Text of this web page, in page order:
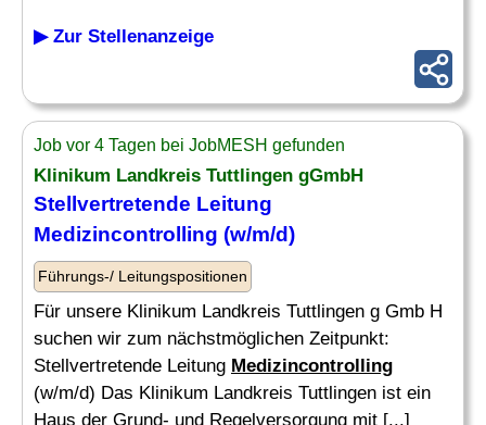
▶ Zur Stellenanzeige
Job vor 4 Tagen bei JobMESH gefunden
Klinikum Landkreis Tuttlingen gGmbH
Stellvertretende Leitung
Medizincontrolling (w/m/d)
Führungs-/ Leitungspositionen
Für unsere Klinikum Landkreis Tuttlingen g Gmb H
suchen wir zum nächstmöglichen Zeitpunkt:
Stellvertretende Leitung Medizincontrolling
(w/m/d) Das Klinikum Landkreis Tuttlingen ist ein
Haus der Grund- und Regelversorgung mit [...]